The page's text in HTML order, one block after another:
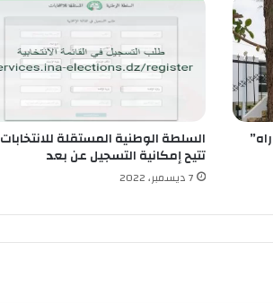
السلطة الوطنية المستقلة للانتخابات
تتيح إمكانية التسجيل عن بعد
7 ديسمبر، 2022